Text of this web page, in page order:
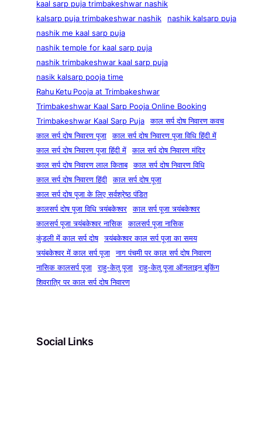
kaal sarp puja trimbakeshwar nashik
kalsarp puja trimbakeshwar nashik
nashik kalsarp puja
nashik me kaal sarp puja
nashik temple for kaal sarp puja
nashik trimbakeshwar kaal sarp puja
nasik kalsarp pooja time
Rahu Ketu Pooja at Trimbakeshwar
Trimbakeshwar Kaal Sarp Pooja Online Booking
Trimbakeshwar Kaal Sarp Puja
काल सर्प दोष निवारण कवच
काल सर्प दोष निवारण पूजा
काल सर्प दोष निवारण पूजा विधि हिंदी में
काल सर्प दोष निवारण पूजा हिंदी में
काल सर्प दोष निवारण मंदिर
काल सर्प दोष निवारण लाल किताब
काल सर्प दोष निवारण विधि
काल सर्प दोष निवारण हिंदी
काल सर्प दोष पूजा
काल सर्प दोष पूजा के लिए सर्वश्रेष्ठ पंडित
कालसर्प दोष पूजा विधि त्र्यंबकेश्वर
काल सर्प पूजा त्र्यंबकेश्वर
कालसर्प पूजा त्र्यंबकेश्वर नासिक
कालसर्प पूजा नासिक
कुंडली में काल सर्प दोष
त्र्यंबकेश्वर काल सर्प पूजा का समय
त्र्यंबकेश्वर में काल सर्प पूजा
नाग पंचमी पर काल सर्प दोष निवारण
नासिक कालसर्प पूजा
राहु-केतु पूजा
राहु-केतु पूजा ऑनलाइन बुकिंग
शिवरात्रि पर काल सर्प दोष निवारण
Social Links